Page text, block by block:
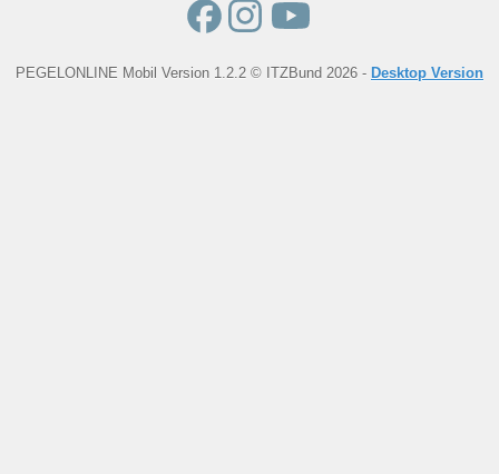
PEGELONLINE Mobil Version 1.2.2 © ITZBund 2026 - Desktop Version